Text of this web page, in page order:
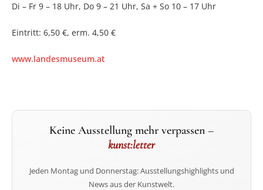
Di – Fr 9 – 18 Uhr, Do 9 – 21 Uhr, Sa + So 10 – 17 Uhr
Eintritt: 6,50 €, erm. 4,50 €
www.landesmuseum.at
Keine Ausstellung mehr verpassen –
kunst:letter
Jeden Montag und Donnerstag: Ausstellungshighlights und
News aus der Kunstwelt.